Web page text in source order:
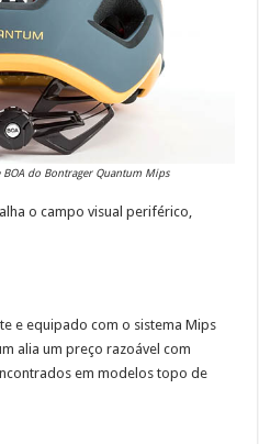
do Bontrager Quantum Mips
o campo visual periférico,
e equipado com o sistema Mips
alia um preço razoável com
em modelos topo de